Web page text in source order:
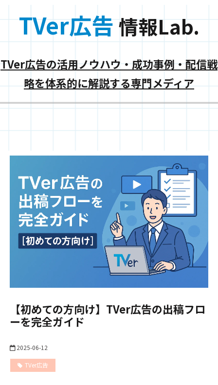
TVer広告 情報Lab.
TVer広告の活用ノウハウ・成功事例・配信戦
略を体系的に解説する専門メディア
【初めての方向け】TVer広告の出稿フロ
ーを完全ガイド
2025-06-12
TVer広告